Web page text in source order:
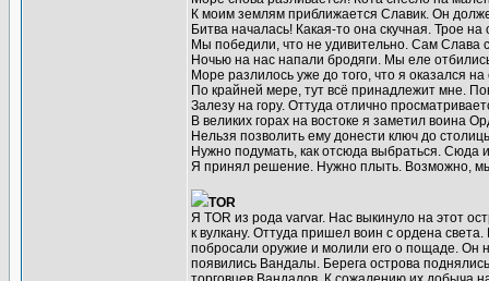
К моим землям приближается Славик. Он
Битва началась! Какая-то она скучная. Трое на
Мы победили, что не удивительно. Сам Слава
Ночью на нас напали бродяги. Мы еле
Море разлилось уже до того, что я оказался на
По крайней мере, тут всё принадлежит мне.
Залезу на гору. Оттуда отлично
В великих горах на востоке я заметил воина
Нельзя позволить ему донести ключ до
Нужно подумать, как отсюда выбраться. Сюда
Я принял решение. Нужно плыть. Возможно,
TOR
Я TOR из рода varvar. Нас выкинуло на этот
к вулкану. Оттуда пришел воин с ордена
побросали оружие и молили его о пощаде. Он
появились Вандалы. Берега острова